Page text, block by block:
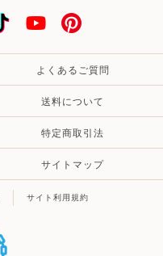
よくあるご質問
送料について
特定商取引法
サイトマップ
サイト利用規約